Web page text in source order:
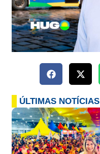
ÚLTIMAS NOTÍCIAS